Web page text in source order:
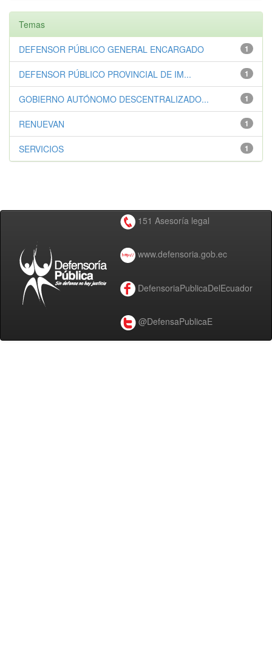
Temas
1
DEFENSOR PÚBLICO GENERAL ENCARGADO
1
DEFENSOR PÚBLICO PROVINCIAL DE IM...
1
GOBIERNO AUTÓNOMO DESCENTRALIZADO...
1
RENUEVAN
1
SERVICIOS
151 Asesoría legal
www.defensoria.gob.ec
DefensoriaPublicaDelEcuador
@DefensaPublicaE